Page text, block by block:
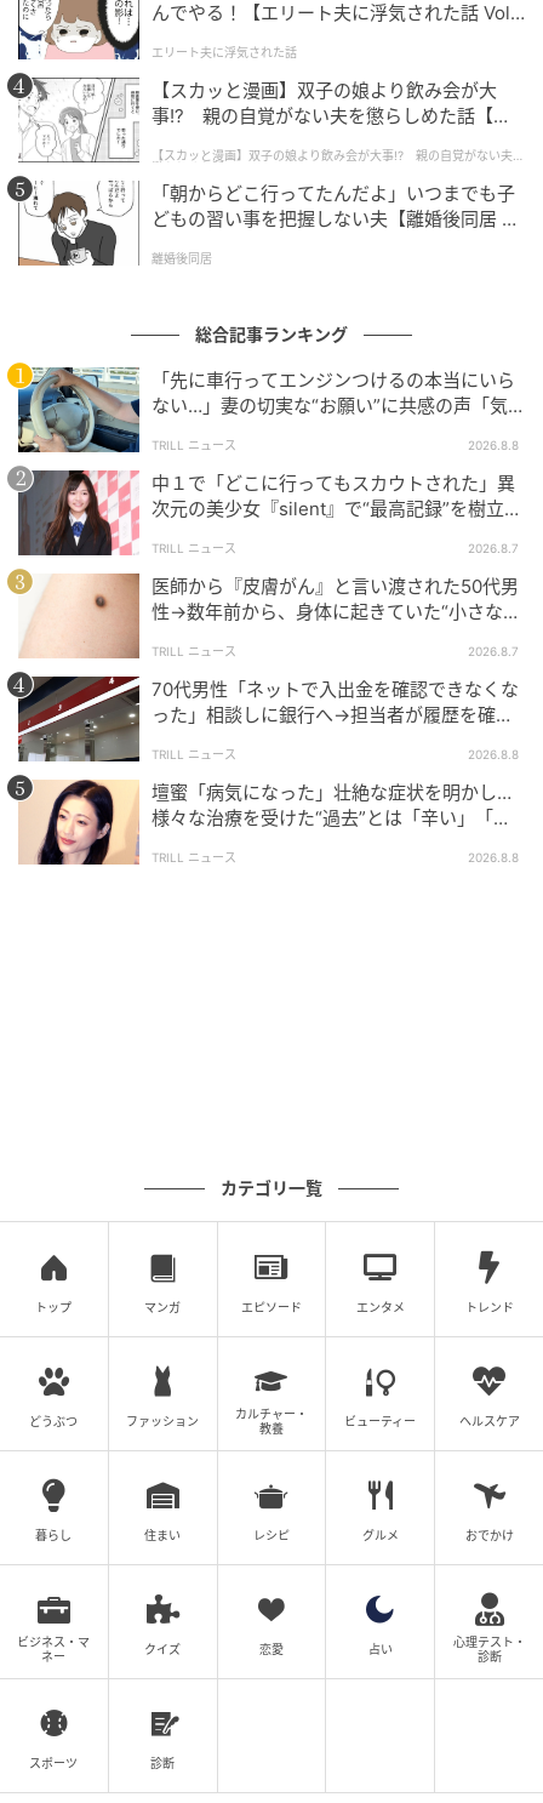
#30 しらばっくれるな！
次の話を読む
婚約者にうつされました
ツムママ
夫と子供と暮らしながら、主に対人トラブルなど実
体験をもとに漫画を描き、ブログで発信していま
す。
の記事をもっとみる
んでやる！【エリート夫に浮気された話 Vol.
エリート夫に浮気された話
【スカッと漫画】双子の娘より飲み会が大
事!? 親の自覚がない夫を懲らしめた話【第1
【スカッと漫画】双子の娘より飲み会が大事!? 親の自覚がない夫を
懲らしめた話
「朝からどこ行ってたんだよ」いつまでも子
どもの習い事を把握しない夫【離婚後同居 Vo
離婚後同居
総合記事ランキング
「先に車行ってエンジンつけるの本当にいら
ない…」妻の切実な“お願い”に共感の声「気
TRILL ニュース 2026.8.8
中１で「どこに行ってもスカウトされた」異
次元の美少女『silent』で“最高記録”を樹立し
TRILL ニュース 2026.8.7
医師から『皮膚がん』と言い渡された50代男
性→数年前から、身体に起きていた“小さな異
TRILL ニュース 2026.8.7
70代男性「ネットで入出金を確認できなくな
った」相談しに銀行へ→担当者が履歴を確認
TRILL ニュース 2026.8.8
壇蜜「病気になった」壮絶な症状を明かし…
様々な治療を受けた“過去”とは「辛い」「苦
TRILL ニュース 2026.8.8
カテゴリ一覧
トップ マンガ エピソード エンタメ トレンド
どうぶつ ファッション
カルチャー・
教養
ビューティー ヘルスケア
暮らし 住まい レシピ グルメ おでかけ
ビジネス・マ
ネー
クイズ 恋愛 占い
心理テスト・
診断
スポーツ 診断